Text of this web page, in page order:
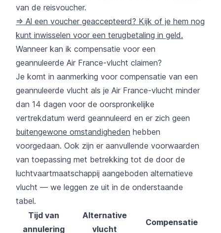
van de reisvoucher.
=> Al een voucher geaccepteerd? Kijk of je hem nog
kunt inwisselen voor een terugbetaling in geld.
Wanneer kan ik compensatie voor een
geannuleerde Air France-vlucht claimen?
Je komt in aanmerking voor compensatie van een
geannuleerde vlucht als je Air France-vlucht minder
dan 14 dagen voor de oorspronkelijke
vertrekdatum werd geannuleerd en er zich geen
buitengewone omstandigheden hebben
voorgedaan. Ook zijn er aanvullende voorwaarden
van toepassing met betrekking tot de door de
luchtvaartmaatschappij aangeboden alternatieve
vlucht — we leggen ze uit in de onderstaande
tabel.
Tijd van
annulering
Alternative
vlucht
Compensatie